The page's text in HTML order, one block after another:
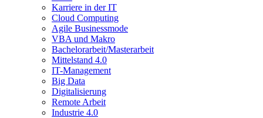
Karriere in der IT
Cloud Computing
Agile Businessmode
VBA und Makro
Bachelorarbeit/Masterarbeit
Mittelstand 4.0
IT-Management
Big Data
Digitalisierung
Remote Arbeit
Industrie 4.0